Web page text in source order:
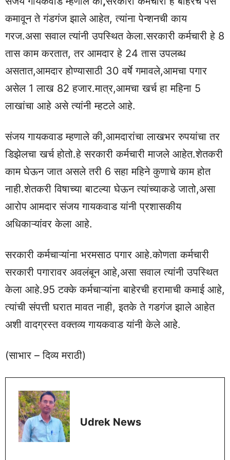
कमावून ते गंडगंज झाले आहेत, त्यांना पेन्शनची काय
गरज.असा सवाल त्यांनी उपस्थित केला.सरकारी कर्मचारी हे 8
तास काम करतात, तर आमदार हे 24 तास उपलब्ध
असतात,आमदार होण्यासाठी 30 वर्षे गमावले,आमचा पगार
असेल 1 लाख 82 हजार.मात्र,आमचा खर्च हा महिना 5
लाखांचा आहे असे त्यांनी म्हटले आहे.
संजय गायकवाड म्हणाले की,आमदारांचा लाखभर रुपयांचा तर
डिझेलचा खर्च होतो.हे सरकारी कर्मचारी माजले आहेत.शेतकरी
काम घेऊन जात असले तरी 6 सहा महिने कुणाचे काम होत
नाही.शेतकरी विषाच्या बाटल्या घेऊन त्यांच्याकडे जातो,असा
आरोप आमदार संजय गायकवाड यांनी प्रशासकीय
अधिकाऱ्यांवर केला आहे.
सरकारी कर्मचाऱ्यांना भरमसाठ पगार आहे.कोणता कर्मचारी
सरकारी पगारावर अवलंबून आहे,असा सवाल त्यांनी उपस्थित
केला आहे.95 टक्के कर्मचाऱ्यांना बाहेरची हरामाची कमाई आहे,
त्यांची संपत्ती घरात मावत नाही, इतके ते गडगंज झाले आहेत
अशी वादग्रस्त वक्तव्य गायकवाड यांनी केले आहे.
(साभार – दिव्य मराठी)
Udrek News